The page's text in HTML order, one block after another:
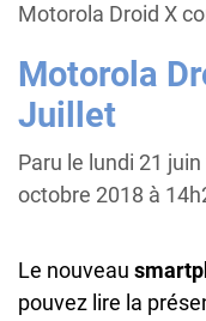
Motorola Droid X
Motorola
Juillet
Paru le lundi 21
octobre 2018 à
Le nouveau
pouvez lire la